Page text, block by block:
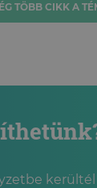
TÖBB CIKK A
kerültél